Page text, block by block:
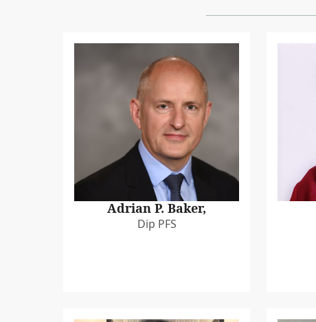
Adrian P. Baker,
Dip PFS